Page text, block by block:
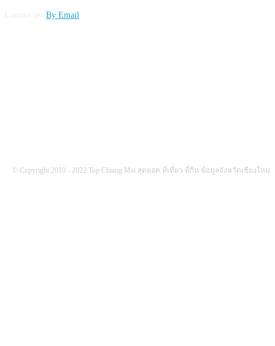
By Email
© Copyright 2010 - 2022 Top Chiang Mai สุดยอด ที่เที่ยว ที่กิน ข้อมูลจังหวัดเชียงใหม่